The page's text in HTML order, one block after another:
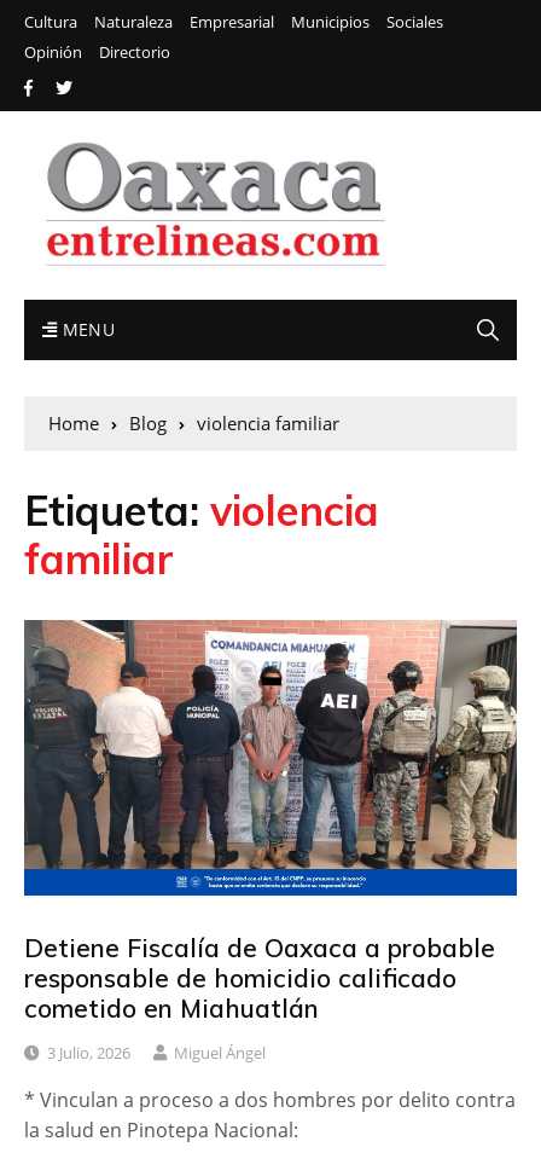
Cultura Naturaleza Empresarial Municipios
Sociales
Opinión
Directorio
MENU
Home Blog violencia familiar
Etiqueta: violencia
familiar
Detiene Fiscalía de Oaxaca a probable
responsable de homicidio calificado
cometido en Miahuatlán
3 Julio, 2026 Miguel Ángel
* Vinculan a proceso a dos hombres por delito contra
la salud en Pinotepa Nacional: